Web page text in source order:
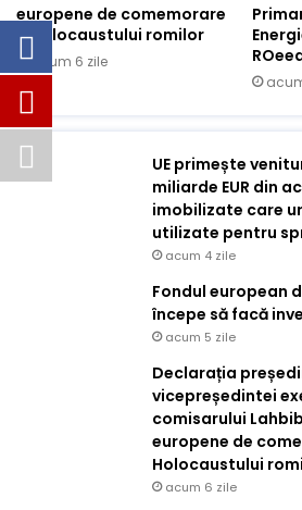
europene de comemorare
a Holocaustului romilor
acum 6 zile
UE primește
miliarde EUR din
imobilizate care
utilizate pentru
acum 4 zile
Fondul european
începe să facă
acum 5 zile
Declarația
vicepreședintei
comisarului
europene de
Holocaustului
acum 6 zile